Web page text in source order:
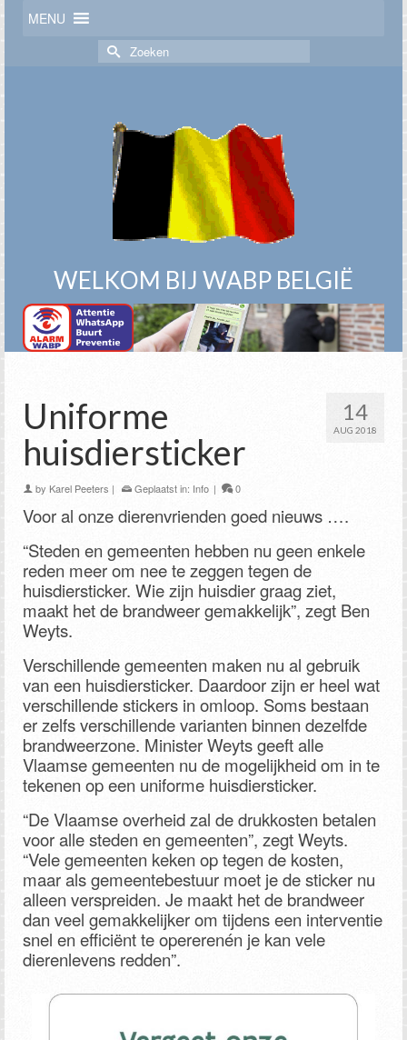
MENU
Zoek
naar:
WELKOM BIJ WABP BELGIË
14
AUG 2018
Uniforme
huisdiersticker
by Karel Peeters | Geplaatst in: Info | 0
Voor al onze dierenvrienden goed nieuws ….
“Steden en gemeenten hebben nu geen enkele
reden meer om nee te zeggen tegen de
huisdiersticker. Wie zijn huisdier graag ziet,
maakt het de brandweer gemakkelijk”, zegt Ben
Weyts.
Verschillende gemeenten maken nu al gebruik
van een huisdiersticker. Daardoor zijn er heel wat
verschillende stickers in omloop. Soms bestaan
er zelfs verschillende varianten binnen dezelfde
brandweerzone. Minister Weyts geeft alle
Vlaamse gemeenten nu de mogelijkheid om in te
tekenen op een uniforme huisdiersticker.
“De Vlaamse overheid zal de drukkosten betalen
voor alle steden en gemeenten”, zegt Weyts.
“Vele gemeenten keken op tegen de kosten,
maar als gemeentebestuur moet je de sticker nu
alleen verspreiden. Je maakt het de brandweer
dan veel gemakkelijker om tijdens een interventie
snel en efficiënt te opererenén je kan vele
dierenlevens redden”.